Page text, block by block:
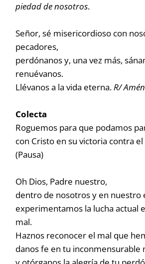
piedad de nosotros.
Señor, sé misericordioso con
pecadores,
perdónanos y, una vez más,
renuévanos.
Llévanos a la vida eterna.R/
Colecta
Roguemos para que podamos
con Cristo en su victoria contra
(Pausa)
Oh Dios, Padre nuestro,
dentro de nosotros y en nuestro
experimentamos la lucha actual
mal.
Haznos reconocer el mal que
danos fe en tu inconmensurable